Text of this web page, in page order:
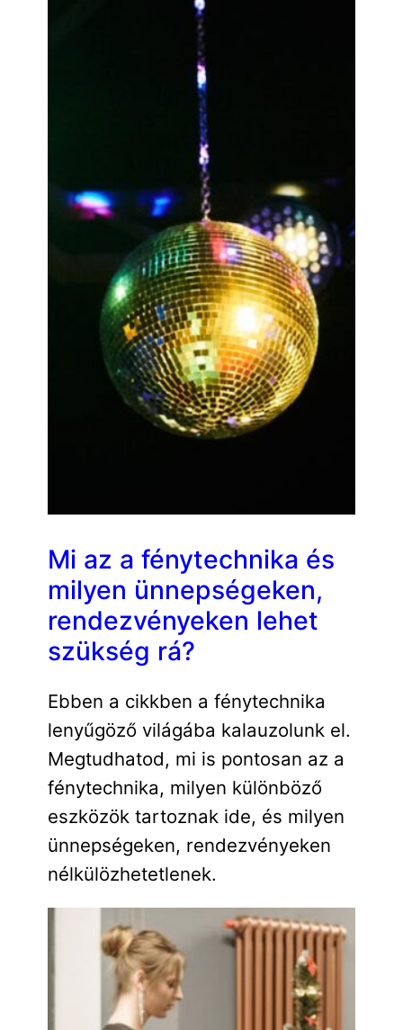
Mi az a fénytechnika és
milyen ünnepségeken,
rendezvényeken lehet
szükség rá?
Ebben a cikkben a fénytechnika
lenyűgöző világába kalauzolunk el.
Megtudhatod, mi is pontosan az a
fénytechnika, milyen különböző
eszközök tartoznak ide, és milyen
ünnepségeken, rendezvényeken
nélkülözhetetlenek.